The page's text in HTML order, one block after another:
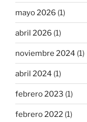
mayo 2026 (1)
abril 2026 (1)
noviembre 2024 (1)
abril 2024 (1)
febrero 2023 (1)
febrero 2022 (1)